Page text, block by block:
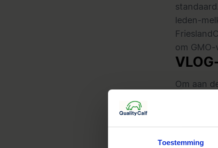
Toestemming
leden-
om
Om aan
daarbij is
genetisch